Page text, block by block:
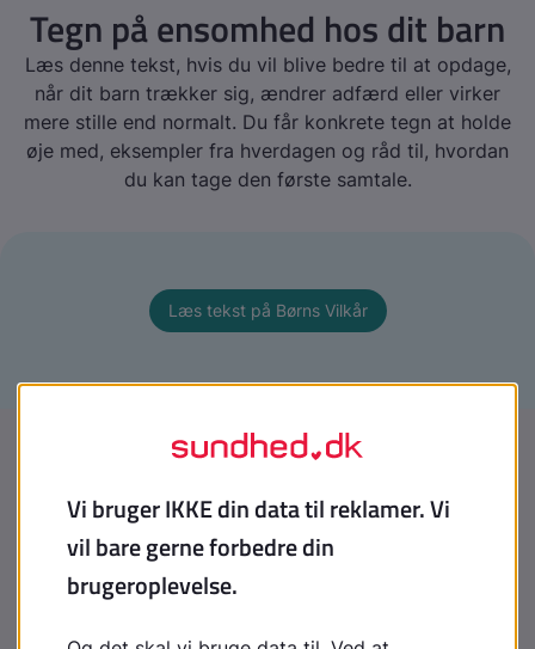
Tegn på ensomhed hos dit barn
Læs denne tekst, hvis du vil blive bedre til at opdage,
når dit barn trækker sig, ændrer adfærd eller virker
mere stille end normalt. Du får konkrete tegn at holde
øje med, eksempler fra hverdagen og råd til, hvordan
du kan tage den første samtale.
Læs tekst på Børns Vilkår